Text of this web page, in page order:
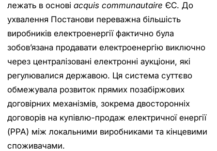
лежать в основі acquis communautaire ЄС. До
ухвалення Постанови переважна більшість
виробників електроенергії фактично була
зобов’язана продавати електроенергію виключно
через централізовані електронні аукціони, які
регулювалися державою. Ця система суттєво
обмежувала розвиток прямих позабіржових
договірних механізмів, зокрема двосторонніх
договорів на купівлю-продаж електричної енергії
(PPA) між локальними виробниками та кінцевими
споживачами.